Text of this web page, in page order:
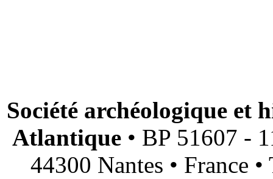
Société archéologique et
Atlantique• BP 51607 -
44300 Nantes • France